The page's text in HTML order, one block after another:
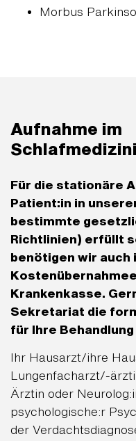
Morbus
Aufnahme im
Für die stationäre
Patient:in in
bestimmte
Richtlinien) erfüllt
benötigen wir auch
Krankenkasse.
Sekretariat die
für Ihre
Ihr Hausarzt/ihre
Lungenfacharzt/-
Ärztin oder
psychologische:r
der